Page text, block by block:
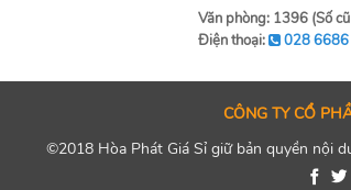
Văn phòng: 1396 (Số
Điện thoại:
028
CÔNG TY CỔ
©2018 Hòa Phát Giá Sỉ giữ bản quyền nội